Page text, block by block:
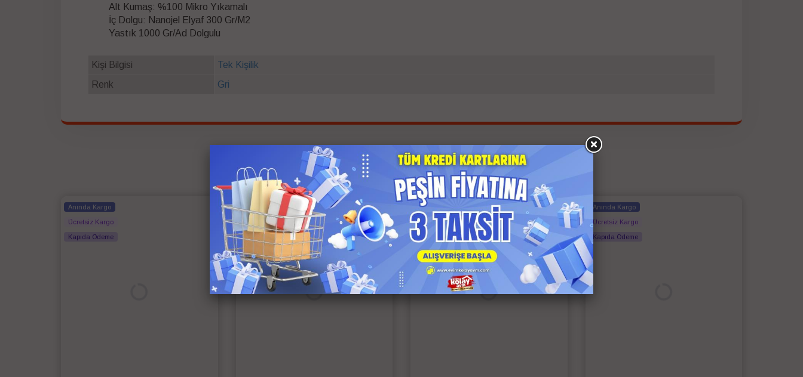
Alt Kumaş: %100 Mikro Yıkamalı
İç Dolgu: Nanojel Elyaf 300 Gr/M2
Yastık 1000 Gr/Ad Dolgulu
Kişi Bilgisi
Tek Kişilik
Renk
Gri
İlgili Ürünler
Anında Kargo
Ücretsiz Kargo
Kapıda Ödeme
Anında Kargo
Ücretsiz Kargo
Kapıda Ödeme
Anında Kargo
Ücretsiz Kargo
Kapıda Ödeme
Anında Kargo
Ücretsiz Kargo
Kapıda Ödeme